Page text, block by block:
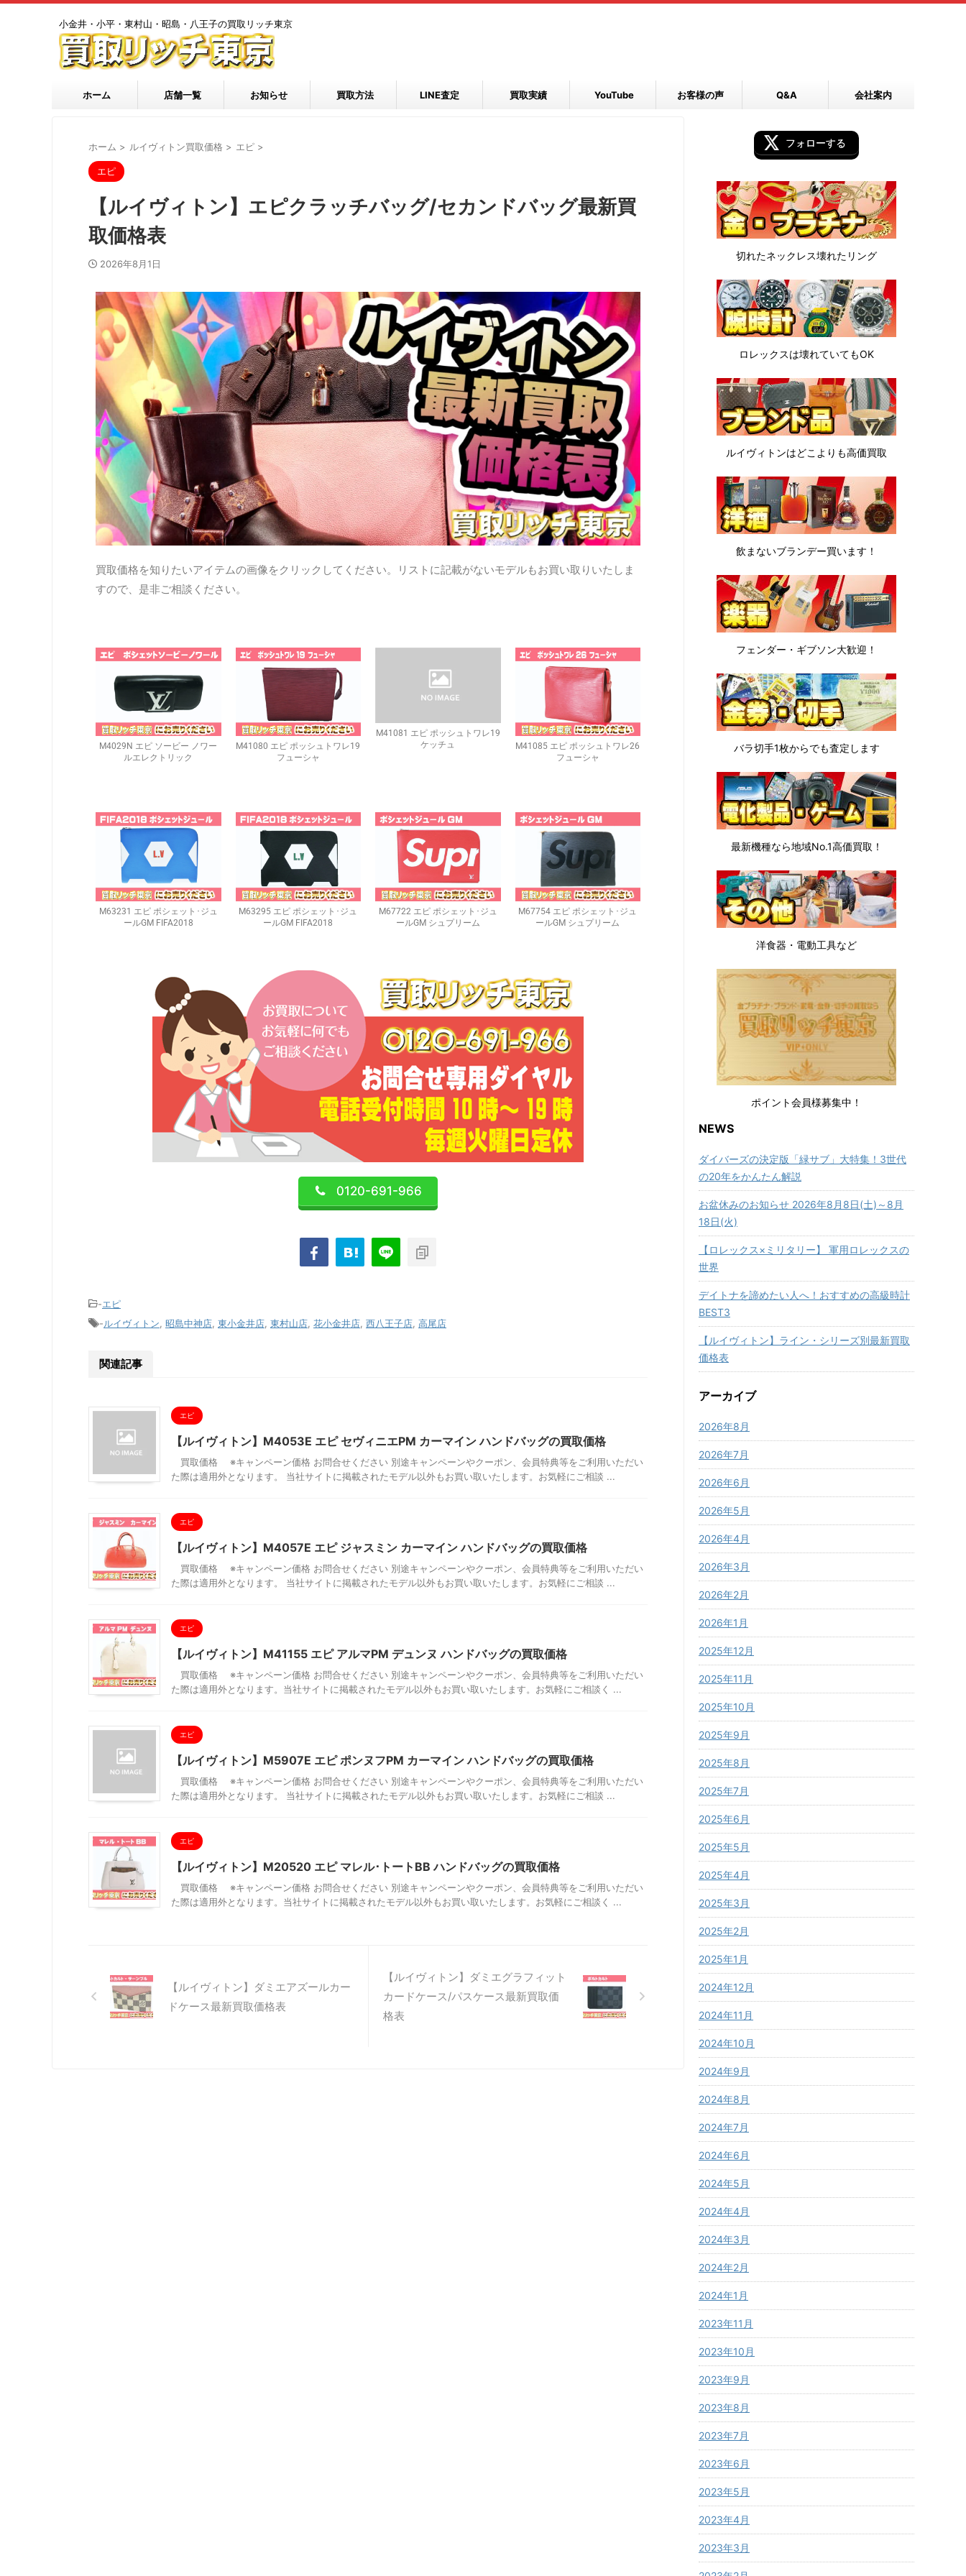
小金井・小平・東村山・昭島・八王子の買取リッチ東京
ホーム 店舗一覧 お知らせ 買取方法 LINE査定 買取実績 YouTube お客様の声 Q&A 会社案内
ホーム > ルイヴィトン買取価格 > エピ >
エピ
【ルイヴィトン】エピクラッチバッグ/セカンドバッグ最新買
取価格表
2026年8月1日
買取価格を知りたいアイテムの画像をクリックしてください。リストに記載がないモデルもお買い取りいたしま
すので、是非ご相談ください。
M4029N エピ ソービー ノワー
ルエレクトリック
M41080 エピ ポッシュトワレ19
フューシャ
M41081 エピ ポッシュトワレ19
ケッチュ
M41085 エピ ポッシュトワレ26
フューシャ
M63231 エピ ポシェット･ジュ
ールGM FIFA2018
M63295 エピ ポシェット･ジュ
ールGM FIFA2018
M67722 エピ ポシェット･ジュ
ールGM シュプリーム
M67754 エピ ポシェット･ジュ
ールGM シュプリーム
0120-691-966
-エピ
-ルイヴィトン, 昭島中神店, 東小金井店, 東村山店, 花小金井店, 西八王子店, 高尾店
関連記事
エピ
【ルイヴィトン】M4053E エピ セヴィニエPM カーマイン ハンドバッグの買取価格
買取価格 ※キャンペーン価格 お問合せください 別途キャンペーンやクーポン、会員特典等をご利用いただい
た際は適用外となります。 当社サイトに掲載されたモデル以外もお買い取いたします。お気軽にご相談 ...
エピ
【ルイヴィトン】M4057E エピ ジャスミン カーマイン ハンドバッグの買取価格
買取価格 ※キャンペーン価格 お問合せください 別途キャンペーンやクーポン、会員特典等をご利用いただい
た際は適用外となります。 当社サイトに掲載されたモデル以外もお買い取いたします。お気軽にご相談 ...
エピ
【ルイヴィトン】M41155 エピ アルマPM デュンヌ ハンドバッグの買取価格
買取価格 ※キャンペーン価格 お問合せください 別途キャンペーンやクーポン、会員特典等をご利用いただい
た際は適用外となります。当社サイトに掲載されたモデル以外もお買い取いたします。お気軽にご相談く ...
エピ
【ルイヴィトン】M5907E エピ ポンヌフPM カーマイン ハンドバッグの買取価格
買取価格 ※キャンペーン価格 お問合せください 別途キャンペーンやクーポン、会員特典等をご利用いただい
た際は適用外となります。 当社サイトに掲載されたモデル以外もお買い取いたします。お気軽にご相談 ...
エピ
【ルイヴィトン】M20520 エピ マレル･トートBB ハンドバッグの買取価格
買取価格 ※キャンペーン価格 お問合せください 別途キャンペーンやクーポン、会員特典等をご利用いただい
た際は適用外となります。当社サイトに掲載されたモデル以外もお買い取いたします。お気軽にご相談く ...
【ルイヴィトン】ダミエアズールカー
ドケース最新買取価格表
【ルイヴィトン】ダミエグラフィット
カードケース/パスケース最新買取価
格表
フォローする
切れたネックレス壊れたリング
ロレックスは壊れていてもOK
ルイヴィトンはどこよりも高価買取
飲まないブランデー買います！
フェンダー・ギブソン大歓迎！
バラ切手1枚からでも査定します
最新機種なら地域No.1高価買取！
洋食器・電動工具など
ポイント会員様募集中！
NEWS
ダイバーズの決定版「緑サブ」大特集！3世代
の20年をかんたん解説
お盆休みのお知らせ 2026年8月8日(土)～8月
18日(火)
【ロレックス×ミリタリー】 軍用ロレックスの
世界
デイトナを諦めたい人へ！おすすめの高級時計
BEST3
【ルイヴィトン】ライン・シリーズ別最新買取
価格表
アーカイブ
2026年8月
2026年7月
2026年6月
2026年5月
2026年4月
2026年3月
2026年2月
2026年1月
2025年12月
2025年11月
2025年10月
2025年9月
2025年8月
2025年7月
2025年6月
2025年5月
2025年4月
2025年3月
2025年2月
2025年1月
2024年12月
2024年11月
2024年10月
2024年9月
2024年8月
2024年7月
2024年6月
2024年5月
2024年4月
2024年3月
2024年2月
2024年1月
2023年11月
2023年10月
2023年9月
2023年8月
2023年7月
2023年6月
2023年5月
2023年4月
2023年3月